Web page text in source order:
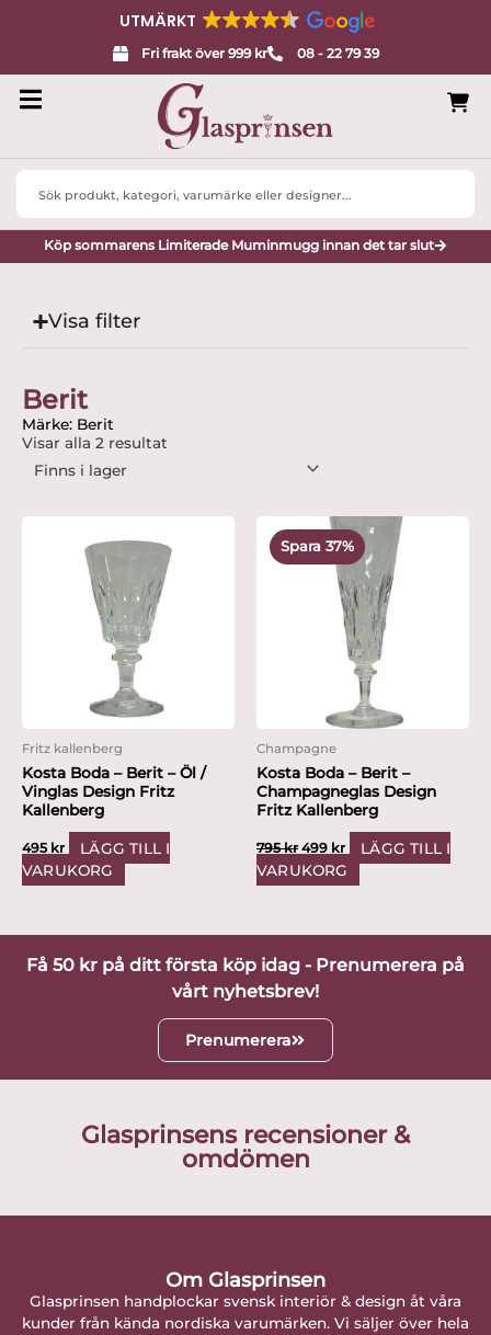
UTMÄRKT
Fri frakt över 999 kr 08 - 22 79 39
Search
Köp sommarens Limiterade Muminmugg innan det tar slut
Visa filter
Berit
Märke: Berit
Visar alla 2 resultat
Fritz kallenberg
Kosta Boda – Berit – Öl /
Vinglas Design Fritz
Kallenberg
495 kr
LÄGG TILL I
VARUKORG
Spara 37%
Champagne
Kosta Boda – Berit –
Champagneglas Design
Fritz Kallenberg
795kr
ursprungliga
795 kr.
499 kr
Det
nuvarande
priset
499 kr.
LÄGG TILL I
VARUKORG
Få 50 kr på ditt första köp idag - Prenumerera på
vårt nyhetsbrev!
Prenumerera
Glasprinsens recensioner &
omdömen
Om Glasprinsen
Glasprinsen handplockar svensk interiör & design åt våra
kunder från kända nordiska varumärken. Vi säljer över hela